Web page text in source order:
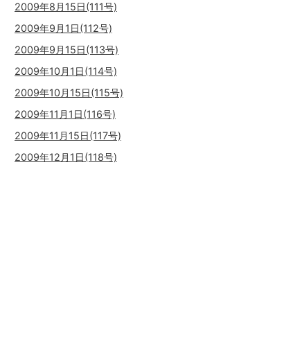
2009年8月15日(111号)
2009年9月1日(112号)
2009年9月15日(113号)
2009年10月1日(114号)
2009年10月15日(115号)
2009年11月1日(116号)
2009年11月15日(117号)
2009年12月1日(118号)